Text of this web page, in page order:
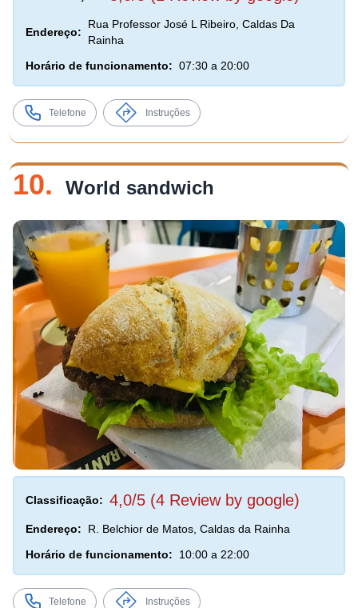
Endereço:
Rua Professor José L Ribeiro, Caldas Da
Rainha
Horário de funcionamento: 07:30 a 20:00
Telefone Instruções
10. World sandwich
Classificação: 4,0/5 (4 Review by google)
Endereço:
R. Belchior de Matos, Caldas da Rainha
Horário de funcionamento:
10:00 a 22:00
Telefone Instruções